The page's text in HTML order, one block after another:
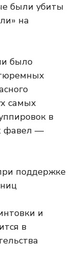
были убиты
на
было
самых
в
фавел —
поддержке
и
в